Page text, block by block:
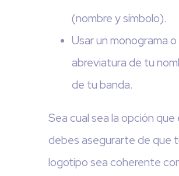
(nombre y símbolo).
Usar un monograma o
abreviatura de tu
de tu banda.
Sea cual sea la opción que
debes asegurarte de que
logotipo sea coherente